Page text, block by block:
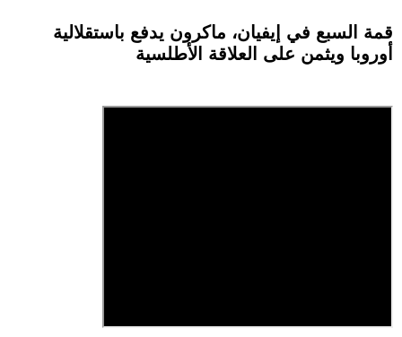
قمة السبع في إيفيان، ماكرون يدفع باستقلالية
أوروبا ويثمن على العلاقة الأطلسية